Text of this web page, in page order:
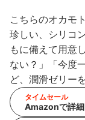
こちらのオカモ
珍しい、シリコ
もに備えて用意
ない？」「今度
ど、潤滑ゼリー
タイムセール
Amazonで詳